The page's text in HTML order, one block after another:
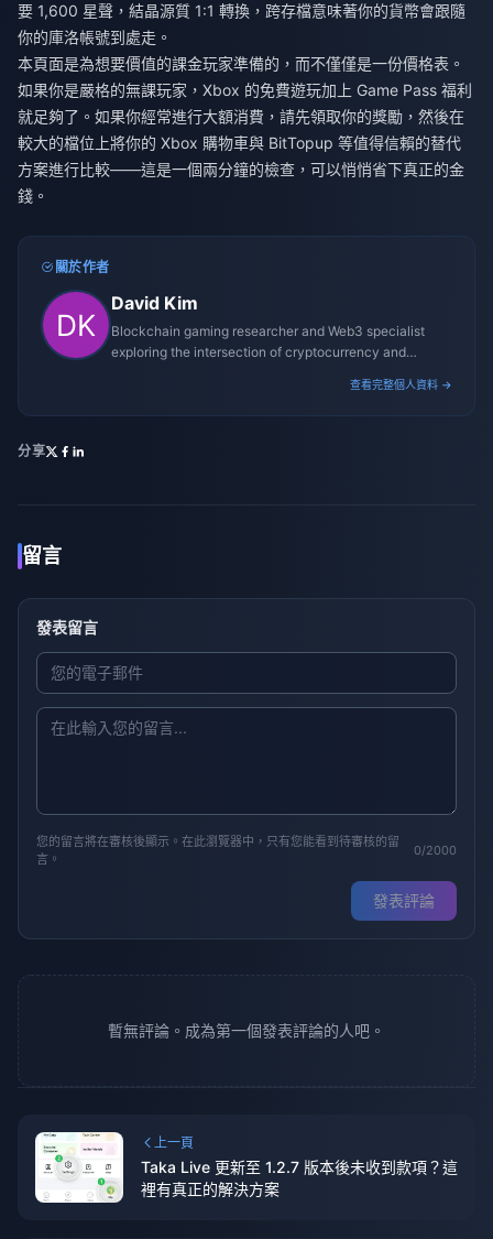
要 1,600 星聲，結晶源質 1:1 轉換，跨存檔意味著你的貨幣會跟隨
你的庫洛帳號到處走。
本頁面是為想要價值的課金玩家準備的，而不僅僅是一份價格表。
如果你是嚴格的無課玩家，Xbox 的免費遊玩加上 Game Pass 福利
就足夠了。如果你經常進行大額消費，請先領取你的獎勵，然後在
較大的檔位上將你的 Xbox 購物車與 BitTopup 等值得信賴的替代
方案進行比較——這是一個兩分鐘的檢查，可以悄悄省下真正的金
錢。
關於作者
David Kim
Blockchain gaming researcher and Web3 specialist
exploring the intersection of cryptocurrency and
查看完整個人資料 →
分享
留言
發表留言
您的留言將在審核後顯示。在此瀏覽器中，只有您能看到待審核的留
言。
0/2000
發表評論
暫無評論。成為第一個發表評論的人吧。
上一頁
Taka Live 更新至 1.2.7 版本後未收到款項？這
裡有真正的解決方案